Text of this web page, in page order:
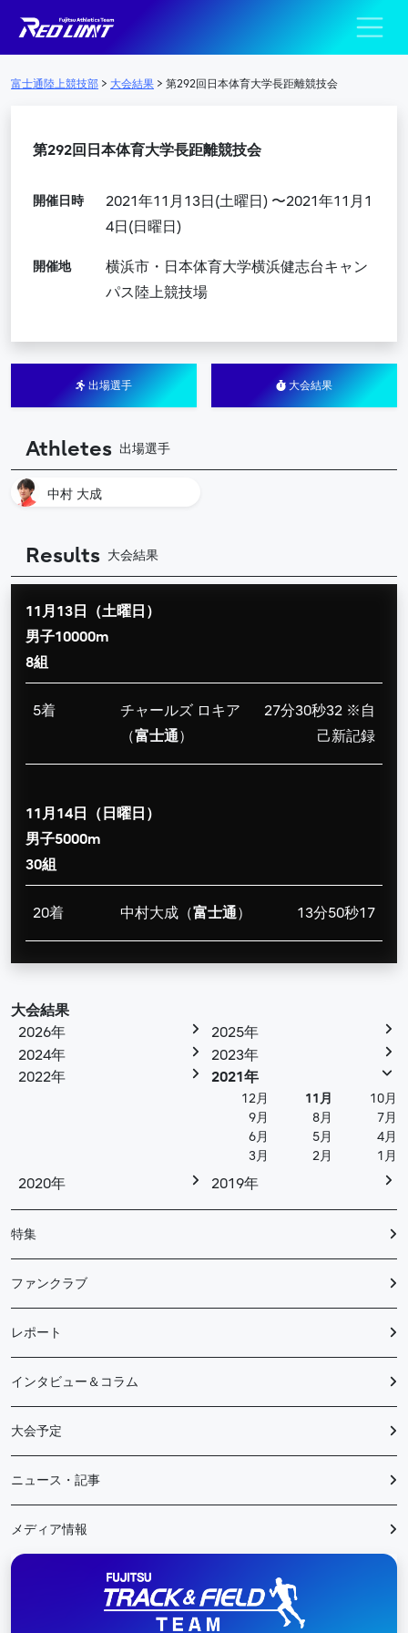
メインナビゲーション
陸上競技部 –
富士通陸上競技部 > 大会結果 > 第292回日本体育大学長距離競技会
第292回日本体育大学長距離競技会
開催日時
2021年11月13日(土曜日) 〜2021年11月1
4日(日曜日)
開催地
横浜市・日本体育大学横浜健志台キャン
パス陸上競技場
出場選手 大会結果
Athletes 出場選手
中村 大成
Results 大会結果
11月13日（土曜日）
男子10000m
8組
5着
チャールズ ロキア
（富士通）
27分30秒32 ※自
己新記録
11月14日（日曜日）
男子5000m
30組
20着 中村大成（富士通） 13分50秒17
大会結果
2026年
2025年
2024年
2023年
2022年
2021年
12月 11月
10月
9月
8月
7月
6月
5月
4月
3月
2月 1月
2020年 2019年
特集
ファンクラブ
レポート
インタビュー＆コラム
大会予定
ニュース・記事
メディア情報